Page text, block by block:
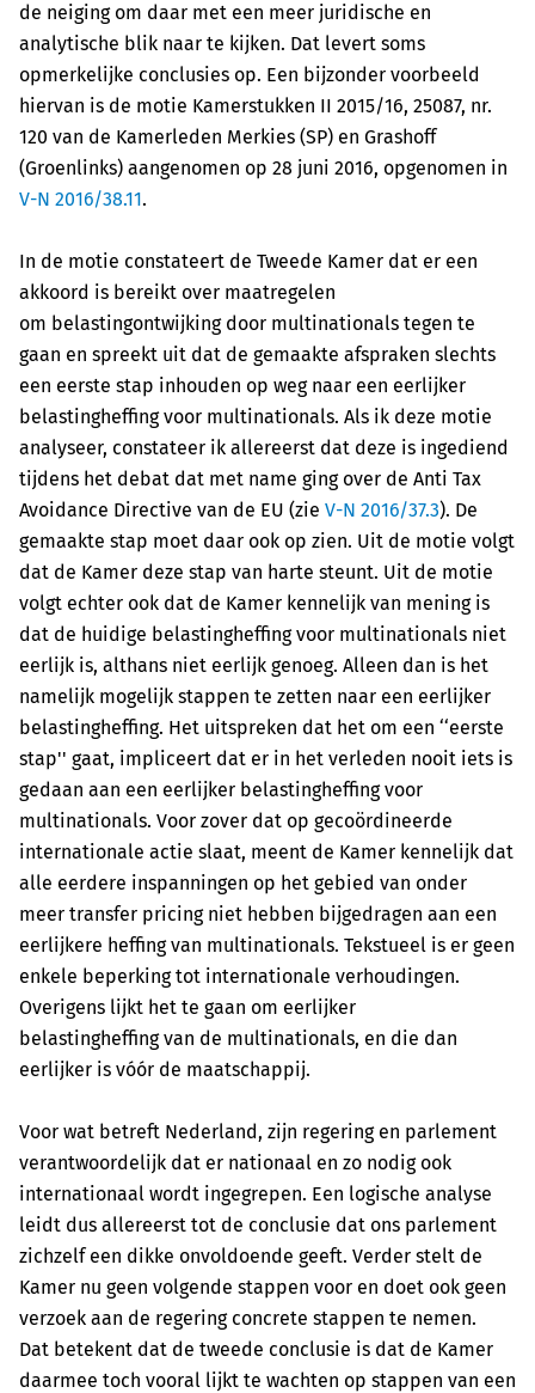
de neiging om daar met een meer juridische en
analytische blik naar te kijken. Dat levert soms
opmerkelijke conclusies op. Een bijzonder voorbeeld
hiervan is de motie Kamerstukken II 2015/16, 25087, nr.
120 van de Kamerleden Merkies (SP) en Grashoff
(Groenlinks) aangenomen op 28 juni 2016, opgenomen in
V-N 2016/38.11.
In de motie constateert de Tweede Kamer dat er een
akkoord is bereikt over maatregelen
om belastingontwijking door multinationals tegen te
gaan en spreekt uit dat de gemaakte afspraken slechts
een eerste stap inhouden op weg naar een eerlijker
belastingheffing voor multinationals. Als ik deze motie
analyseer, constateer ik allereerst dat deze is ingediend
tijdens het debat dat met name ging over de Anti Tax
Avoidance Directive van de EU (zie V-N 2016/37.3). De
gemaakte stap moet daar ook op zien. Uit de motie volgt
dat de Kamer deze stap van harte steunt. Uit de motie
volgt echter ook dat de Kamer kennelijk van mening is
dat de huidige belastingheffingvoor multinationals niet
eerlijk is, althans niet eerlijk genoeg. Alleen dan is het
namelijk mogelijk stappen te zetten naar een eerlijker
belastingheffing. Het uitspreken dat het om een ‘‘eerste
stap'' gaat, impliceert dat er in het verleden nooit iets is
gedaan aan een eerlijker belastingheffingvoor
multinationals. Voor zover dat op gecoördineerde
internationale actie slaat, meent de Kamer kennelijk dat
alle eerdere inspanningen op het gebied van onder
meer transfer pricing niet hebben bijgedragen aan een
eerlijkere heffing van multinationals. Tekstueel is er geen
enkele beperking tot internationale verhoudingen.
Overigens lijkt het te gaan om eerlijker
belastingheffingvan de multinationals, en die dan
eerlijker is vóór de maatschappij.
Voor wat betreft Nederland, zijn regering en parlement
verantwoordelijk dat er nationaal en zo nodig ook
internationaal wordt ingegrepen. Een logische analyse
leidt dus allereerst tot de conclusie dat ons parlement
zichzelf een dikke onvoldoende geeft. Verder stelt de
Kamer nu geen volgende stappen voor en doet ook geen
verzoek aan de regering concrete stappen te nemen.
Dat betekent dat de tweede conclusie is dat de Kamer
daarmee toch vooral lijkt te wachten op stappen van een